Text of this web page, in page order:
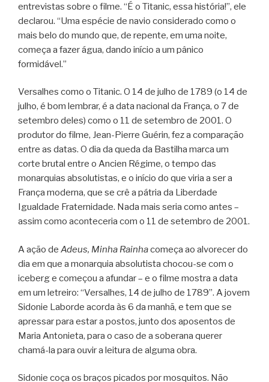
entrevistas sobre o filme. “É o Titanic, essa história!”, ele
declarou. “Uma espécie de navio considerado como o
mais belo do mundo que, de repente, em uma noite,
começa a fazer água, dando início a um pânico
formidável.”
Versalhes como o Titanic. O 14 de julho de 1789 (o 14 de
julho, é bom lembrar, é a data nacional da França, o 7 de
setembro deles) como o 11 de setembro de 2001. O
produtor do filme, Jean-Pierre Guérin, fez a comparação
entre as datas. O dia da queda da Bastilha marca um
corte brutal entre o Ancien Régime, o tempo das
monarquias absolutistas, e o início do que viria a ser a
França moderna, que se crê a pátria da Liberdade
Igualdade Fraternidade. Nada mais seria como antes –
assim como aconteceria com o 11 de setembro de 2001.
A ação de Adeus, Minha Rainhacomeça ao alvorecer do
dia em que a monarquia absolutista chocou-se com o
iceberg e começou a afundar – e o filme mostra a data
em um letreiro: “Versalhes, 14 de julho de 1789”. A jovem
Sidonie Laborde acorda às 6 da manhã, e tem que se
apressar para estar a postos, junto dos aposentos de
Maria Antonieta, para o caso de a soberana querer
chamá-la para ouvir a leitura de alguma obra.
Sidonie coça os braços picados por mosquitos. Não